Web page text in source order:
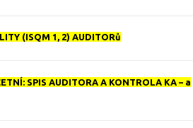
(ISQM 1, 2) AUDITORů
SPIS AUDITORA A KONTROLA KA – a